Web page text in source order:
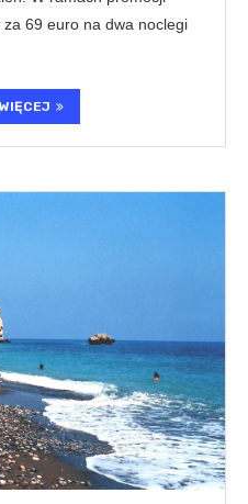
69 euro na dwa noclegi